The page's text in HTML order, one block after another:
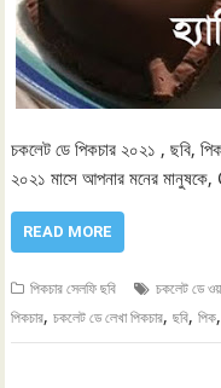
চকলেট ডে পিকচার ২০২১ , ছবি,
২০২১ মাসে আপনার মনের
READ MORE
পিকচার সেলফি ছবি চকলেট ডে
পিকচার,চকলেট ডে লেখা পিকচার,ছবি,পিক